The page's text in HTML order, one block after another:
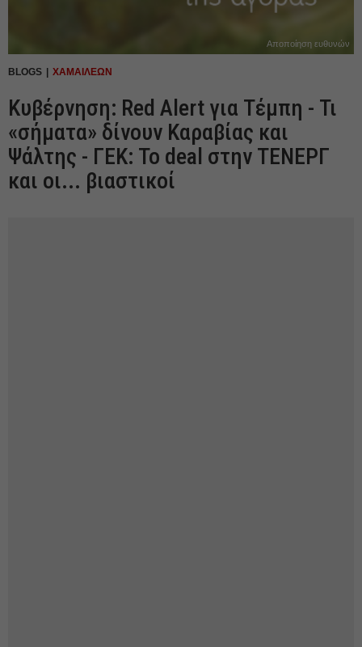
Αποποίηση ευθυνών
BLOGS ΧΑΜΑΙΛΕΩΝ
Κυβέρνηση: Red Alert για Τέμπη - Τι
«σήματα» δίνουν Καραβίας και
Ψάλτης - ΓΕΚ: Το deal στην ΤΕΝΕΡΓ
και οι... βιαστικοί